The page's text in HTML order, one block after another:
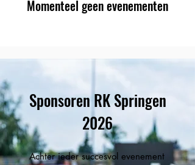
Momenteel geen evenementen
Sponsoren RK Springen
2026
Achter ieder succesvol evenement